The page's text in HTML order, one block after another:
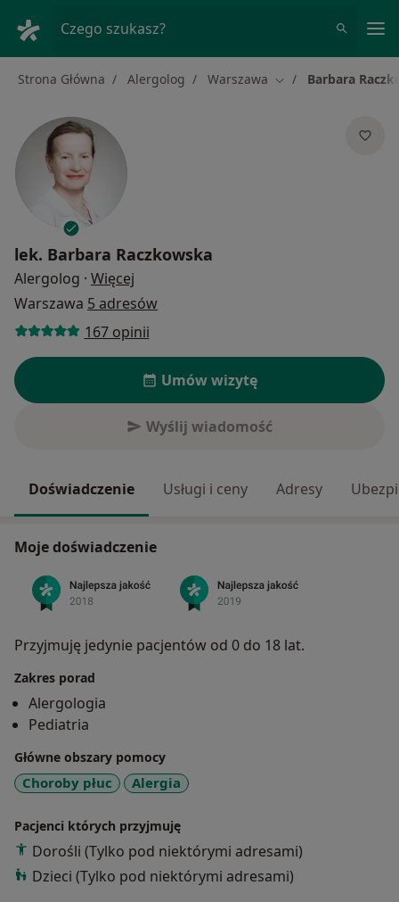
Czego szukasz?
Strona Główna Alergolog Warszawa Zmień miasto
Barbara
lek. Barbara Raczkowska
Alergolog · Więcej
Warszawa 5 adresów
167 opinii
Umów wizytę
Wyślij wiadomość
Doświadczenie Usługi i ceny Adresy
Moje doświadczenie
Przyjmuję jedynie pacjentów od 0 do 18 lat.
Zakres porad
Alergologia
Pediatria
Główne obszary pomocy
Choroby płuc Alergia
Pacjenci których przyjmuję
Dorośli (Tylko pod niektórymi adresami)
Dzieci (Tylko pod niektórymi adresami)